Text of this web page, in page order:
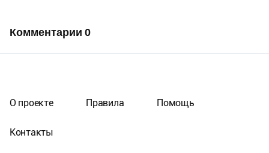
Комментарии 0
О проекте Правила Помощь
Контакты